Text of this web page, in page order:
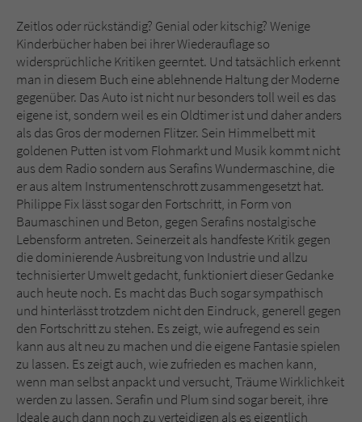
Zeitlos oder rückständig? Genial oder kitschig? Wenige
Kinderbücher haben bei ihrer Wiederauflage so
widersprüchliche Kritiken geerntet. Und tatsächlich erkennt
man in diesem Buch eine ablehnende Haltung der Moderne
gegenüber. Das Auto ist nicht nur besonders toll weil es das
eigene ist, sondern weil es ein Oldtimer ist und daher anders
als das Gros der modernen Flitzer. Sein Himmelbett mit
goldenen Putten ist vom Flohmarkt und Musik kommt nicht
aus dem Radio sondern aus Serafins Wundermaschine, die
er aus altem Instrumentenschrott zusammengesetzt hat.
Philippe Fix lässt sogar den Fortschritt, in Form von
Baumaschinen und Beton, gegen Serafins nostalgische
Lebensform antreten. Seinerzeit als handfeste Kritik gegen
die dominierende Ausbreitung von Industrie und allzu
technisierter Umwelt gedacht, funktioniert dieser Gedanke
auch heute noch. Es macht das Buch sogar sympathisch
und hinterlässt trotzdem nicht den Eindruck, generell gegen
den Fortschritt zu stehen. Es zeigt, wie aufregend es sein
kann aus alt neu zu machen und die eigene Fantasie spielen
zu lassen. Es zeigt auch, wie zufrieden es machen kann,
wenn man selbst anpackt und versucht, Träume Wirklichkeit
werden zu lassen. Serafin und Plum sind sogar bereit, ihre
Ideale auch dann noch zu verteidigen als es eigentlich